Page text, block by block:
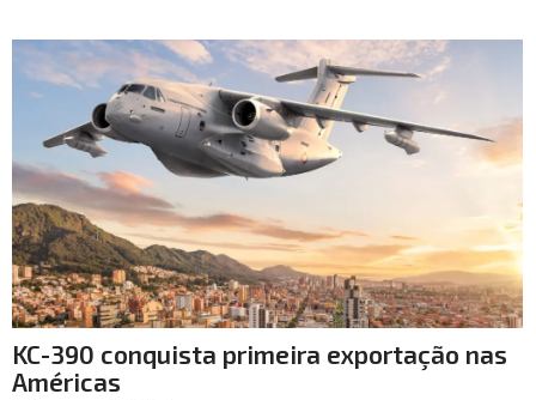
KC-390 conquista primeira exportação nas
Américas